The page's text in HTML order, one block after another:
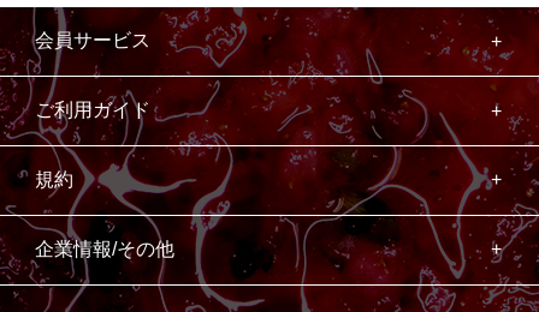
会員サービス
ご利用ガイド
規約
企業情報/その他